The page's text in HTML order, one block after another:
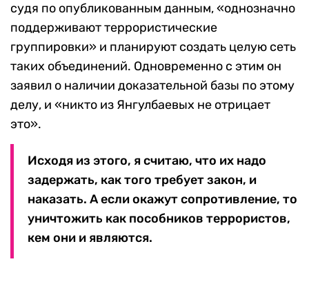
судя по опубликованным данным, «однозначно
поддерживают террористические
группировки» и планируют создать целую сеть
таких объединений. Одновременно с этим он
заявил о наличии доказательной базы по этому
делу, и «никто из Янгулбаевых не отрицает
это».
Исходя из этого, я считаю, что их надо
задержать, как того требует закон, и
наказать. А если окажут сопротивление, то
уничтожить как пособников террористов,
кем они и являются.